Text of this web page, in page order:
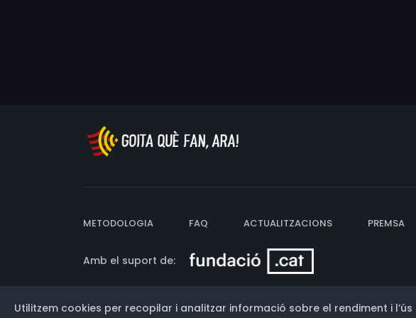
METODOLOGIA FAQ ACTUALITZACIONS PREMSA
Amb el suport de:
Utilitzem cookies per recopilar i analitzar informació sobre el rendiment i